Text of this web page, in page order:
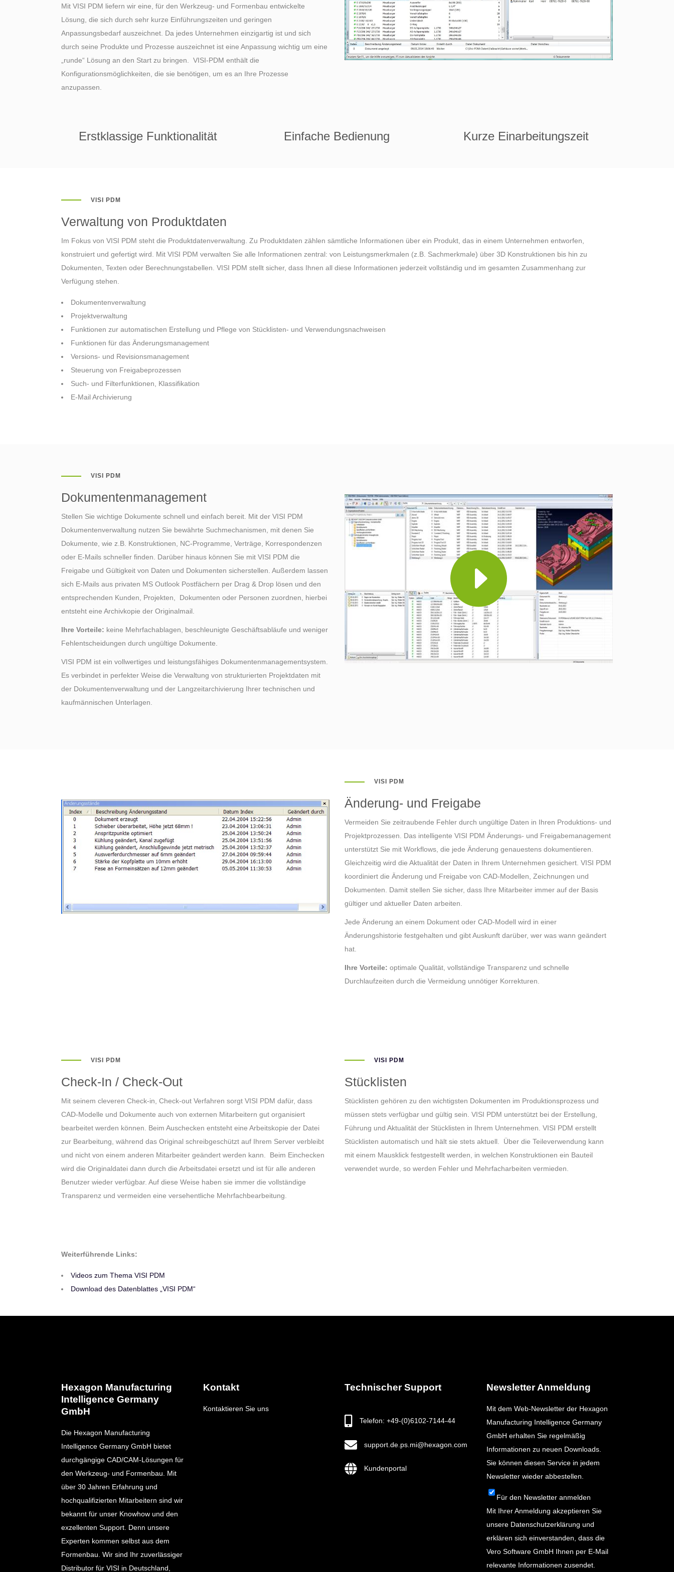
VISI Flow
Mit VISI PDM liefern wir eine, für den Werkzeug- und Formenbau entwickelte
Lösung, die sich durch sehr kurze Einführungszeiten und geringen
Anpassungsbedarf auszeichnet. Da jedes Unternehmen einzigartig ist und sich
durch seine Produkte und Prozesse auszeichnet ist eine Anpassung wichtig um eine
„runde“ Lösung an den Start zu bringen. VISI-PDM enthält die
Konfigurationsmöglichkeiten, die sie benötigen, um es an Ihre Prozesse
anzupassen.
Erstklassige Funktionalität Einfache Bedienung Kurze Einarbeitungszeit
VISI PDM
Verwaltung von Produktdaten
Im Fokus von VISI PDM steht die Produktdatenverwaltung. Zu Produktdaten zählen sämtliche Informationen über ein Produkt, das in einem Unternehmen entworfen,
konstruiert und gefertigt wird. Mit VISI PDM verwalten Sie alle Informationen zentral: von Leistungsmerkmalen (z.B. Sachmerkmale) über 3D Konstruktionen bis hin zu
Dokumenten, Texten oder Berechnungstabellen. VISI PDM stellt sicher, dass Ihnen all diese Informationen jederzeit vollständig und im gesamten Zusammenhang zur
Verfügung stehen.
Dokumentenverwaltung
Projektverwaltung
Funktionen zur automatischen Erstellung und Pflege von Stücklisten- und Verwendungsnachweisen
Funktionen für das Änderungsmanagement
Versions- und Revisionsmanagement
Steuerung von Freigabeprozessen
Such- und Filterfunktionen, Klassifikation
E-Mail Archivierung
VISI PDM
Dokumenten­management
Stellen Sie wichtige Dokumente schnell und einfach bereit. Mit der VISI PDM
Dokumentenverwaltung nutzen Sie bewährte Suchmechanismen, mit denen Sie
Dokumente, wie z.B. Konstruktionen, NC-Programme, Verträge, Korrespondenzen
oder E-Mails schneller finden. Darüber hinaus können Sie mit VISI PDM die
Freigabe und Gültigkeit von Daten und Dokumenten sicherstellen. Außerdem lassen
sich E-Mails aus privaten MS Outlook Postfächern per Drag & Drop lösen und den
entsprechenden Kunden, Projekten, Dokumenten oder Personen zuordnen, hierbei
entsteht eine Archivkopie der Originalmail.
Ihre Vorteile: keine Mehrfachablagen, beschleunigte Geschäftsabläufe und weniger
Fehlentscheidungen durch ungültige Dokumente.
VISI PDM ist ein vollwertiges und leistungsfähiges Dokumentenmanagementsystem.
Es verbindet in perfekter Weise die Verwaltung von strukturierten Projektdaten mit
der Dokumentenverwaltung und der Langzeitarchivierung Ihrer technischen und
kaufmännischen Unterlagen.
VISI PDM
Änderung- und Freigabe
Vermeiden Sie zeitraubende Fehler durch ungültige Daten in Ihren Produktions- und
Projektprozessen. Das intelligente VISI PDM Änderungs- und Freigabemanagement
unterstützt Sie mit Workflows, die jede Änderung genauestens dokumentieren.
Gleichzeitig wird die Aktualität der Daten in Ihrem Unternehmen gesichert. VISI PDM
koordiniert die Änderung und Freigabe von CAD-Modellen, Zeichnungen und
Dokumenten. Damit stellen Sie sicher, dass Ihre Mitarbeiter immer auf der Basis
gültiger und aktueller Daten arbeiten.
Jede Änderung an einem Dokument oder CAD-Modell wird in einer
Änderungshistorie festgehalten und gibt Auskunft darüber, wer was wann geändert
hat.
Ihre Vorteile: optimale Qualität, vollständige Transparenz und schnelle
Durchlaufzeiten durch die Vermeidung unnötiger Korrekturen.
VISI PDM
Check-In / Check-Out
Mit seinem cleveren Check-in, Check-out Verfahren sorgt VISI PDM dafür, dass
CAD-Modelle und Dokumente auch von externen Mitarbeitern gut organisiert
bearbeitet werden können. Beim Auschecken entsteht eine Arbeitskopie der Datei
zur Bearbeitung, während das Original schreibgeschützt auf Ihrem Server verbleibt
und nicht von einem anderen Mitarbeiter geändert werden kann. Beim Einchecken
wird die Originaldatei dann durch die Arbeitsdatei ersetzt und ist für alle anderen
Benutzer wieder verfügbar. Auf diese Weise haben sie immer die vollständige
Transparenz und vermeiden eine versehentliche Mehrfachbearbeitung.
VISI PDM
Stücklisten
Stücklisten gehören zu den wichtigsten Dokumenten im Produktionsprozess und
müssen stets verfügbar und gültig sein. VISI PDM unterstützt bei der Erstellung,
Führung und Aktualität der Stücklisten in Ihrem Unternehmen. VISI PDM erstellt
Stücklisten automatisch und hält sie stets aktuell. Über die Teileverwendung kann
mit einem Mausklick festgestellt werden, in welchen Konstruktionen ein Bauteil
verwendet wurde, so werden Fehler und Mehrfacharbeiten vermieden.
Weiterführende Links:
Videos zum Thema VISI PDM
Download des Datenblattes „VISI PDM“
Hexagon Manufacturing
Intelligence Germany
GmbH
Die Hexagon Manufacturing
Intelligence Germany GmbH bietet
durchgängige CAD/CAM-Lösungen für
den Werkzeug- und Formenbau. Mit
über 30 Jahren Erfahrung und
hochqualifizierten Mitarbeitern sind wir
bekannt für unser Knowhow und den
exzellenten Support. Denn unsere
Experten kommen selbst aus dem
Formenbau. Wir sind Ihr zuverlässiger
Distributor für VISI in Deutschland,
Kontakt
Kontaktieren Sie uns
Technischer Support
Telefon: +49-(0)6102-7144-44
support.de.ps.mi@hexagon.com
Kundenportal
Newsletter Anmeldung
Mit dem Web-Newsletter der Hexagon
Manufacturing Intelligence Germany
GmbH erhalten Sie regelmäßig
Informationen zu neuen Downloads.
Sie können diesen Service in jedem
Newsletter wieder abbestellen.
Für den Newsletter anmelden
Mit Ihrer Anmeldung akzeptieren Sie
unsere Datenschutzerklärung und
erklären sich einverstanden, dass die
Vero Software GmbH Ihnen per E-Mail
relevante Informationen zusendet.